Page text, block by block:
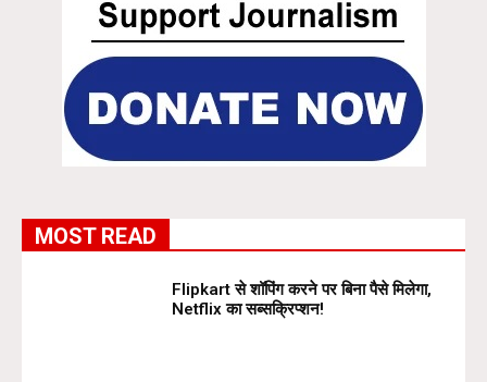
MOST READ
Flipkart से शॉपिंग करने पर बिना पैसे मिलेगा,
Netflix का सब्सक्रिप्शन!